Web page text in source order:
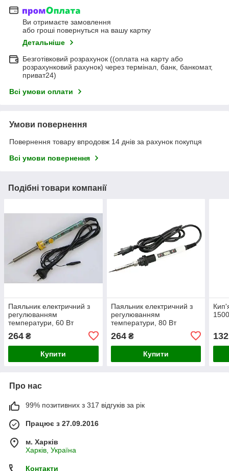
Ви отримаєте замовлення
або гроші повернуться на вашу картку
Детальніше
Безготівковий розрахунок ((оплата на карту або
розрахунковий рахунок) через термінал, банк, банкомат,
приват24)
Всі умови оплати
Умови повернення
Повернення товару впродовж 14 днів за рахунок покупця
Всі умови повернення
Подібні товари компанії
Паяльник електричний з
регулюванням
температури, 60 Вт
264 ₴
Купити
Паяльник електричний з
регулюванням
температури, 80 Вт
264₴
Купити
132
Про нас
99% позитивних з 317 відгуків за рік
Працює з 27.09.2016
м. Харків
Харків, Україна
Контакти